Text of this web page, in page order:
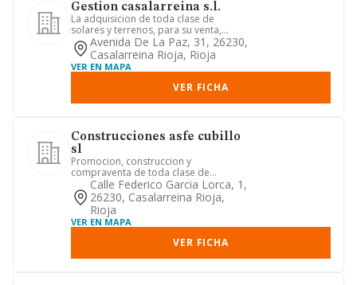
Gestion casalarreina s.l.
La adquisicion de toda clase de
solares y terrenos, para su venta,
arriendo, permuta, ordenacion, p...
Avenida De La Paz, 31, 26230,
Casalarreina Rioja, Rioja
VER EN MAPA
VER FICHA
Construcciones asfe cubillo
sl
Promocion, construccion y
compraventa de toda clase de
edificios, viviendas, locales
comerciales; g...
Calle Federico Garcia Lorca, 1,
26230, Casalarreina Rioja,
Rioja
VER EN MAPA
VER FICHA